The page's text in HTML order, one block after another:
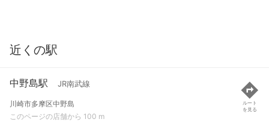
近くの駅
中野島駅 JR南武線
川崎市多摩区中野島
このページの店舗から 100 m
ルート
を見る